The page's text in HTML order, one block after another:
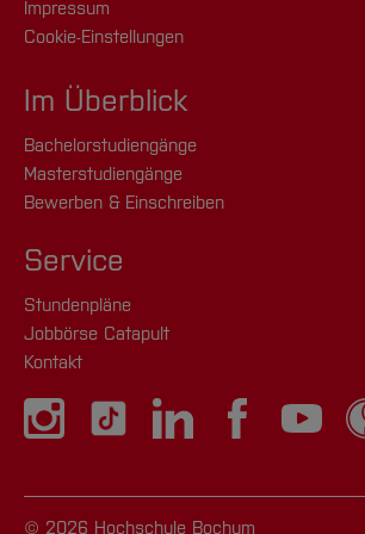
Techno India Group
University, Kolkata
Impressum
Cookie-Einstellungen
Im Überblick
Bachelorstudiengänge
Masterstudiengänge
Bewerben & Einschreiben
Service
Stundenpläne
Jobbörse Catapult
Kontakt
© 2026 Hochschule Bochum